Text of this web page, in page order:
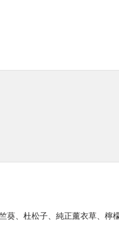
、杜松子、純正薰衣草、